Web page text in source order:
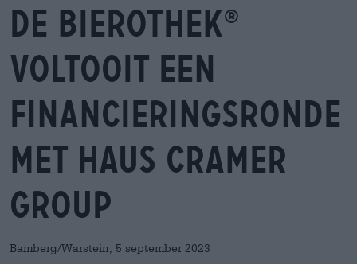
De Bierothek®
voltooit een
financieringsronde
met Haus Cramer
Group
Bamberg/Warstein, 5 september 2023